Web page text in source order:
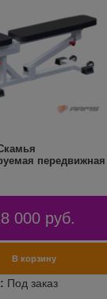
передвижная
000 руб.